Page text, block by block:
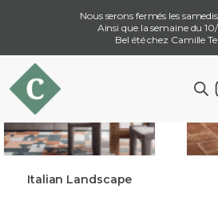
Nous serons fermés les
Ainsi que la semaine du
Bel été chez Camille
Italian Landscape